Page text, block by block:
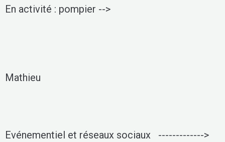
En activité : pompier -->
Mathieu
Evénementiel et réseaux sociaux ------------->